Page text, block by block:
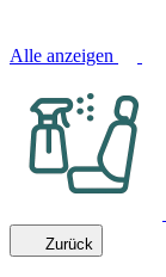
Alle anzeigen
Zurück